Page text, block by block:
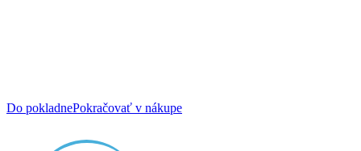
Do pokladnePokračovať v nákupe